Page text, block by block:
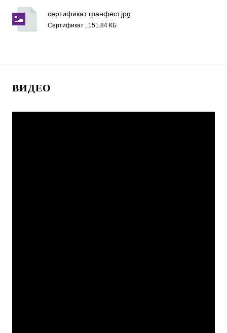
сертификат гранфест.jpg
Сертификат , 151.84 КБ
ВИДЕО